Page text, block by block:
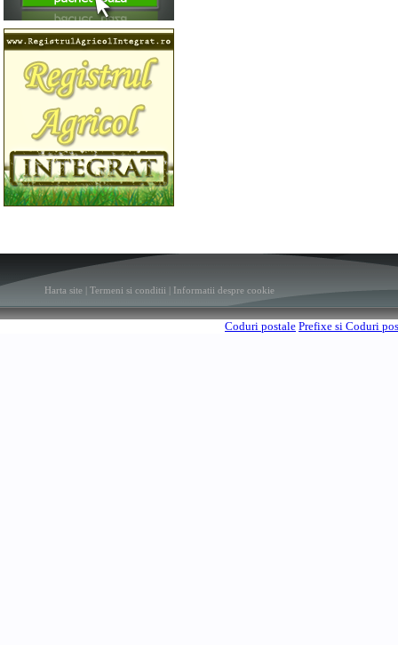
Harta site | Termeni si conditii | Informatii despre cookie
Coduri postale Prefixe si Coduri